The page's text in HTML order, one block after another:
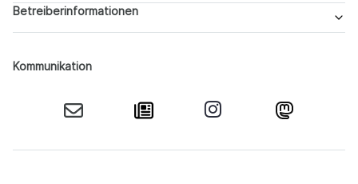
Betreiberinformationen
Kommunikation